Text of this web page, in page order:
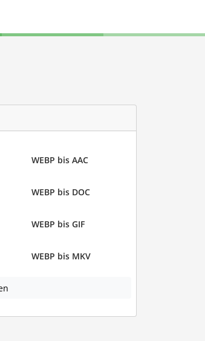
WEBP bis AAC
WEBP bis DOC
WEBP bis GIF
WEBP bis MKV